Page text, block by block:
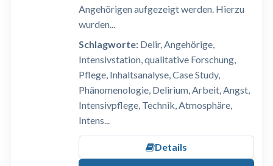
Angehörigen aufgezeigt werden. Hierzu
wurden...
Schlagworte:Delir, Angehörige,
Intensivstation, qualitative Forschung,
Pflege, Inhaltsanalyse, Case Study,
Phänomenologie, Delirium, Arbeit, Angst,
Intensivpflege, Technik, Atmosphäre,
Intens...
Details